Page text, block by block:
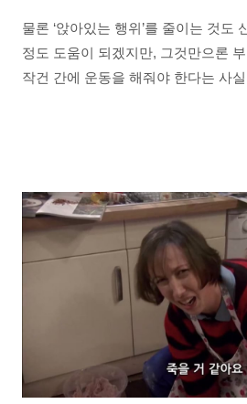
물론 ‘앉아있는 행위’를 줄이는 것도
정도 도움이 되겠지만, 그것만으론
작건 간에 운동을 해줘야 한다는 사